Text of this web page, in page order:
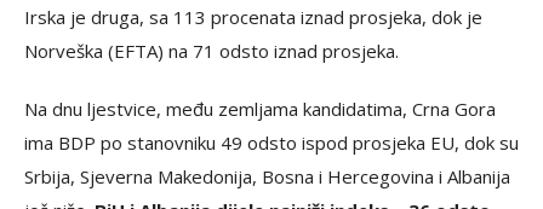
Irska je druga, sa 113 procenata iznad prosjeka, dok je
Norveška (EFTA) na 71 odsto iznad prosjeka.
Na dnu ljestvice, među zemljama kandidatima, Crna Gora
ima BDP po stanovniku 49 odsto ispod prosjeka EU, dok su
Srbija, Sjeverna Makedonija, Bosna i Hercegovina i Albanija